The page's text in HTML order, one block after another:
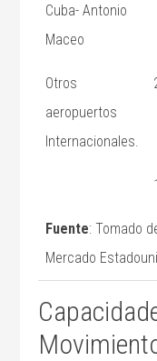
Cuba- Antonio
Maceo
Otros
aeropuertos
Internacionales.
Fuente: Tomado
Mercado